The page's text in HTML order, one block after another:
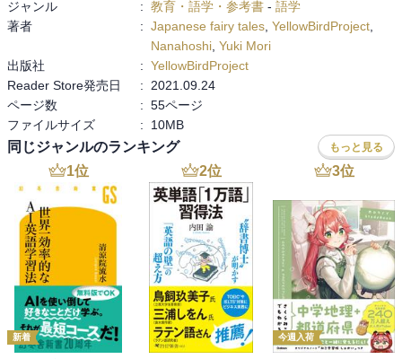
ジャンル : 教育・語学・参考書 - 語学
著者
: Japanese fairy tales YellowBirdProject
Nanahoshi Yuki Mori
出版社
: YellowBirdProject
Reader Store発売日
:
2021.09.24
ページ数
: 55ページ
ファイルサイズ
: 10MB
同じジャンルのランキング もっと見る
1位
新着
2位 3位
今週入荷